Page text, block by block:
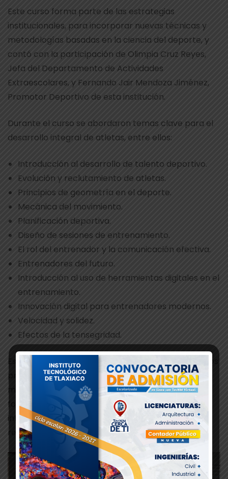
Este curso forma parte de las estrategias
institucionales, para incorporar nuevas técnicas y
metodologías basadas en la ciencia del deporte, y
contó con la participación de Olimpia Cruz Reyes,
Jefa del Departamento de Actividades
Extraescolares, y Fernando Jair Mendoza Jiménez,
Promotor Deportivo de esta institución.
Durante el curso se abordaron temas clave para el
desarrollo integral de atletas, entre ellos:
Introducción al desarrollo de talento deportivo.
Evolución y reclutamiento de atletas.
Principios de geometría en el deporte.
Mecánica del movimiento.
Planificación deportiva.
Diseño de sesiones de entrenamiento.
El rol del entrenador y la comunicación efectiva.
Entrenadores del futuro.
Introducción al uso de herramientas digitales en el
entrenamiento.
Innovación digital para entrenadores modernos.
Velocidad y solidez.
Efectos de la tensegridad.
Este tipo de espacios de formación permiten que los
profesionales del deporte en el TecNM se
mantengan a la vanguardia en conocimientos,
fortaleciendo así su impacto en la formación
integral de los estudiantes y en la mejora del
rendimiento deportivo institucional.